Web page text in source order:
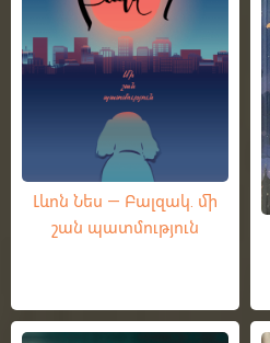
Լևոն Նես — Բալզակ. մի
շան պատմություն